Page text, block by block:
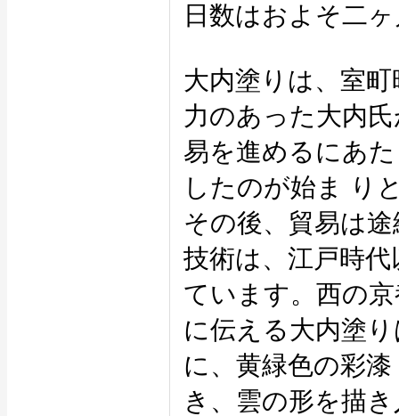
日数はおよそ二
大内塗りは、室
力のあった大内
易を進めるにあ
したのが始ま り
その後、貿易は
技術は、江戸時
ています。西の
に伝える大内塗
に、黄緑色の彩
き、雲の形を描